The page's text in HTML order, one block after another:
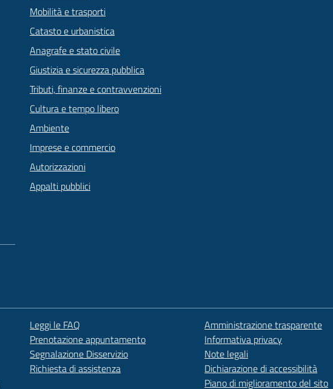
Mobilità e trasporti
Catasto e urbanistica
Anagrafe e stato civile
Giustizia e sicurezza pubblica
Tributi, finanze e contravvenzioni
Cultura e tempo libero
Ambiente
Imprese e commercio
Autorizzazioni
Appalti pubblici
Leggi le FAQ
Prenotazione appuntamento
Segnalazione Disservizio
Richiesta di assistenza
Amministrazione trasparente
Informativa privacy
Note legali
Dichiarazione di accessibilità
Piano di miglioramento del sito